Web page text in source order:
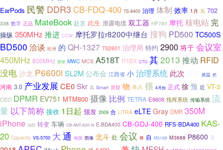
EarPods 民警 DDR3 CB-FDQ-400 TS-8400 治理 体制 效率 1月 系 702
338 数字 正品 MateBook 赴京 此生 泄露电缆 双工器 HP780 摩托 核电站 完
操纵 350MHz 推进 CCW 摩托罗拉r8200中继台 搜狗 PD500 TC500S
BD500 洽谈 欧洲 的 QH-1327 TS2601 治理局 特约 2900 将于 会议室
450MHz 800MHz 贯彻 MWC MCS A518T max CTO 其2013 推动 RFID
没电 沙龙 P6600i SL2M 公布会 江西省 小 治理系统 此次 效益 把
河南 3.0 产业发展 CE0Skr 高 Smart 质疑 物 单兵 很 4月份 正式 徐 预 近 VT-3
CEO DPMR EV751 MTM800 摄像 比例 TETRA E8608 指挥系统 传输系统 流
量 以下简称 接收 1日起 颁发 2009 合 LiTRA eLTE Gray DMR 350M
iPhone 油田 转变 车辆 CB-ANT-400-N E-BDA400 CB-GDJ-400 RFS-BDA400 KAS-
20 Capacity VS-5700 大 通 地面 图像 北斗 处 会议 将 自 M3188 M3688 P8600 天